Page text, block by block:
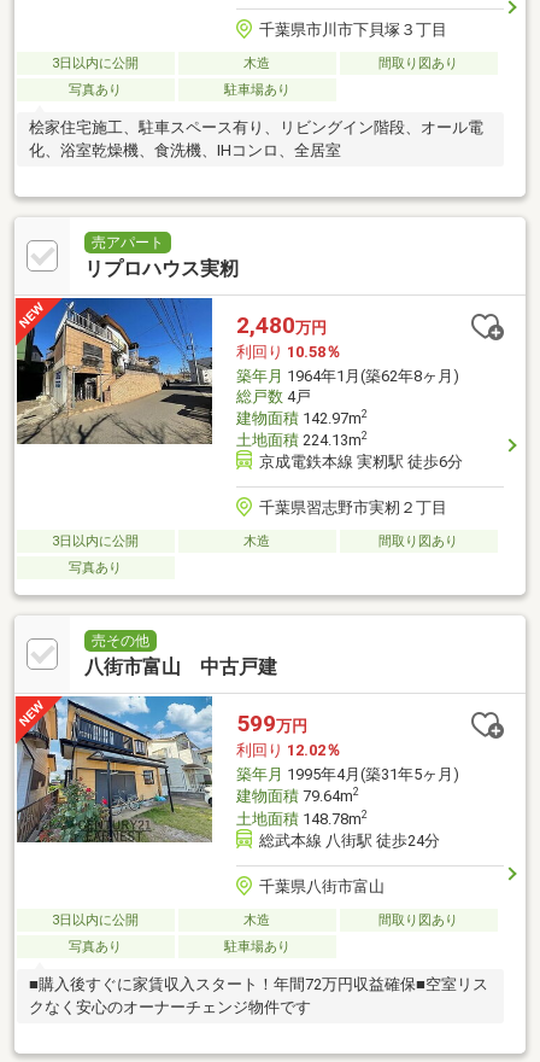
千葉県市川市下貝塚３丁目
3日以内に公開 木造
間取り図あり
写真あり
駐車場あり
桧家住宅施工、駐車スペース有り、リビングイン階段、オール電
化、浴室乾燥機、食洗機、IHコンロ、全居室
売アパート
リプロハウス実籾
2,480万円
利回り 10.58％
築年月 1964年1月(築62年8ヶ月)
総戸数4戸
建物面積142.97m2
土地面積224.13m2
京成電鉄本線 実籾駅 徒歩6分
千葉県習志野市実籾２丁目
3日以内に公開 木造
間取り図あり
写真あり
売その他
八街市富山 中古戸建
599万円
利回り 12.02％
築年月 1995年4月(築31年5ヶ月)
建物面積79.64m2
土地面積148.78m2
総武本線 八街駅 徒歩24分
千葉県八街市富山
3日以内に公開 木造
間取り図あり
写真あり
駐車場あり
■購入後すぐに家賃収入スタート！年間72万円収益確保■空室リス
クなく安心のオーナーチェンジ物件です